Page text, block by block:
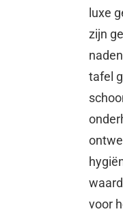
luxe
zijn
tafel
voor